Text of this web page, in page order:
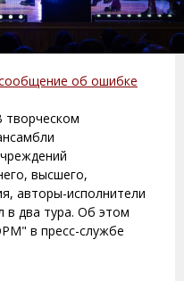
об ошибке
высшего,
авторы-исполнители
в два тура. Об этом
в пресс-службе